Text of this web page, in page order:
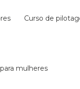
curso de
mulheres